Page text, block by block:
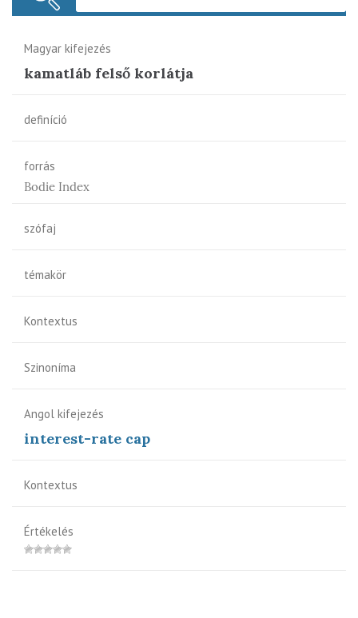
Magyar kifejezés
kamatláb felső korlátja
definíció
forrás
Bodie Index
szófaj
témakör
Kontextus
Szinoníma
Angol kifejezés
interest-rate cap
Kontextus
Értékelés